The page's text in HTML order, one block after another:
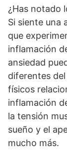
¿Has notado
Si siente una
que
inflamación
ansiedad
diferentes
físicos
inflamación
la tensión
sueño y el
mucho más.